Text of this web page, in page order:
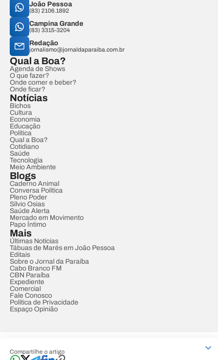
Compartilhe o artigo
João Pessoa
(83) 2106.1892
Campina Grande
(83) 3315-3204
Redação
jornalismo@jornaldaparaiba.com.br
Qual a Boa?
Agenda de Shows
O que fazer?
Onde comer e beber?
Onde ficar?
Notícias
Bichos
Cultura
Economia
Educação
Política
Qual a Boa?
Cotidiano
Saúde
Tecnologia
Meio Ambiente
Blogs
Caderno Animal
Conversa Política
Pleno Poder
Sílvio Osias
Saúde Alerta
Mercado em Movimento
Papo Íntimo
Mais
Últimas Notícias
Tábuas de Marés em João Pessoa
Editais
Sobre o Jornal da Paraíba
Cabo Branco FM
CBN Paraíba
Expediente
Comercial
Fale Conosco
Política de Privacidade
Espaço Opinião